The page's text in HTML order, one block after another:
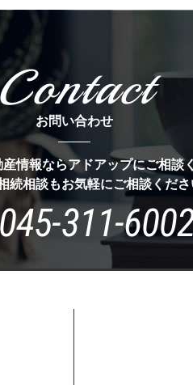
お問い合わせ
情報ならアドアップにご相談
続相談もお気軽にご相談くださ
045-311-